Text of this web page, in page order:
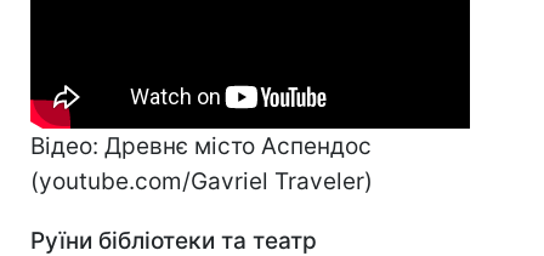
Відео: Древнє місто Аспендос
(youtube.com/Gavriel Traveler)
Руїни бібліотеки та театр